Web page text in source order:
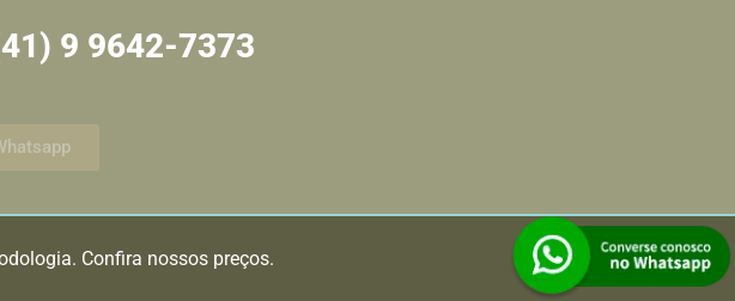
9 9642-7373
Confira nossos preços.